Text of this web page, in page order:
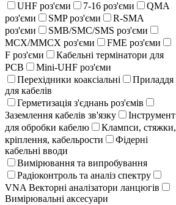
UHF роз'єми
7-16 роз'єми
QMA
роз'єми
SMP роз'єми
R-SMA
роз'єми
SMB/SMC/SMS роз'єми
MCX/MMCX роз'єми
FME роз'єми
F роз'єми
Кабельні термінатори для
PCB
Mini-UHF роз'єми
Перехідники коаксіальні
Приладдя
для кабелів
Герметизація з'єднань роз'ємів
Заземлення кабелів зв'язку
Інструмент
для обробки кабелю
Клампси, стяжки,
кріплення, кабельрости
Фідерні
кабельні вводи
Вимірювання та випробування
Радіоконтроль та аналіз спектру
VNA Векторні аналізатори ланцюгів
Вимірювальні аксесуари